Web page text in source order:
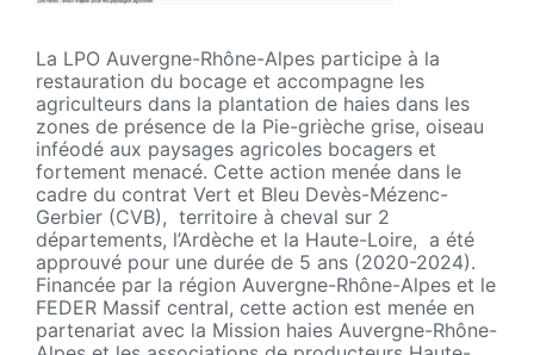
La LPO Auvergne-Rhône-Alpes participe à la
restauration du bocage et accompagne les
agriculteurs dans la plantation de haies dans les
zones de présence de la Pie-grièche grise, oiseau
inféodé aux paysages agricoles bocagers et
fortement menacé. Cette action menée dans le
cadre du contrat Vert et Bleu Devès-Mézenc-
Gerbier (CVB), territoire à cheval sur 2
départements, l’Ardèche et la Haute-Loire, a été
approuvé pour une durée de 5 ans (2020-2024).
Financée par la région Auvergne-Rhône-Alpes et le
FEDER Massif central, cette action est menée en
partenariat avec la Mission haies Auvergne-Rhône-